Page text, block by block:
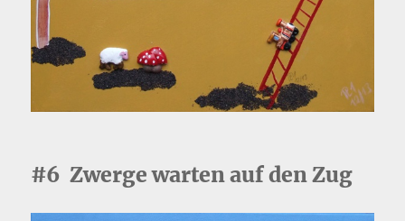
#6 Zwerge warten auf den Zug